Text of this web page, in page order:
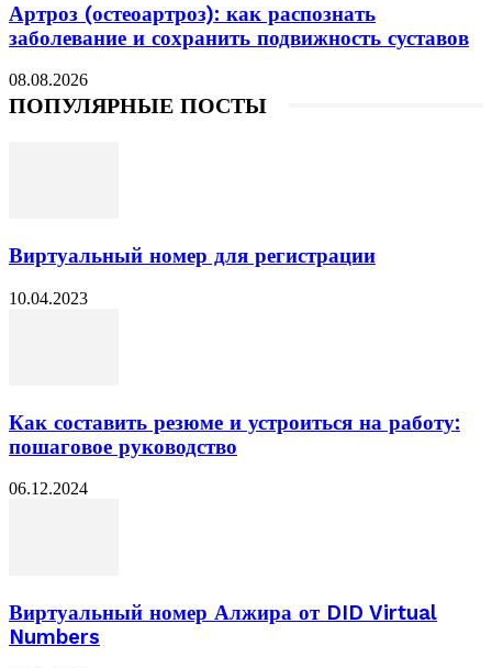
Артроз (остеоартроз): как распознать
заболевание и сохранить подвижность суставов
08.08.2026
ПОПУЛЯРНЫЕ ПОСТЫ
Виртуальный номер для регистрации
10.04.2023
Как составить резюме и устроиться на работу:
пошаговое руководство
06.12.2024
Виртуальный номер Алжира от DID Virtual
Numbers